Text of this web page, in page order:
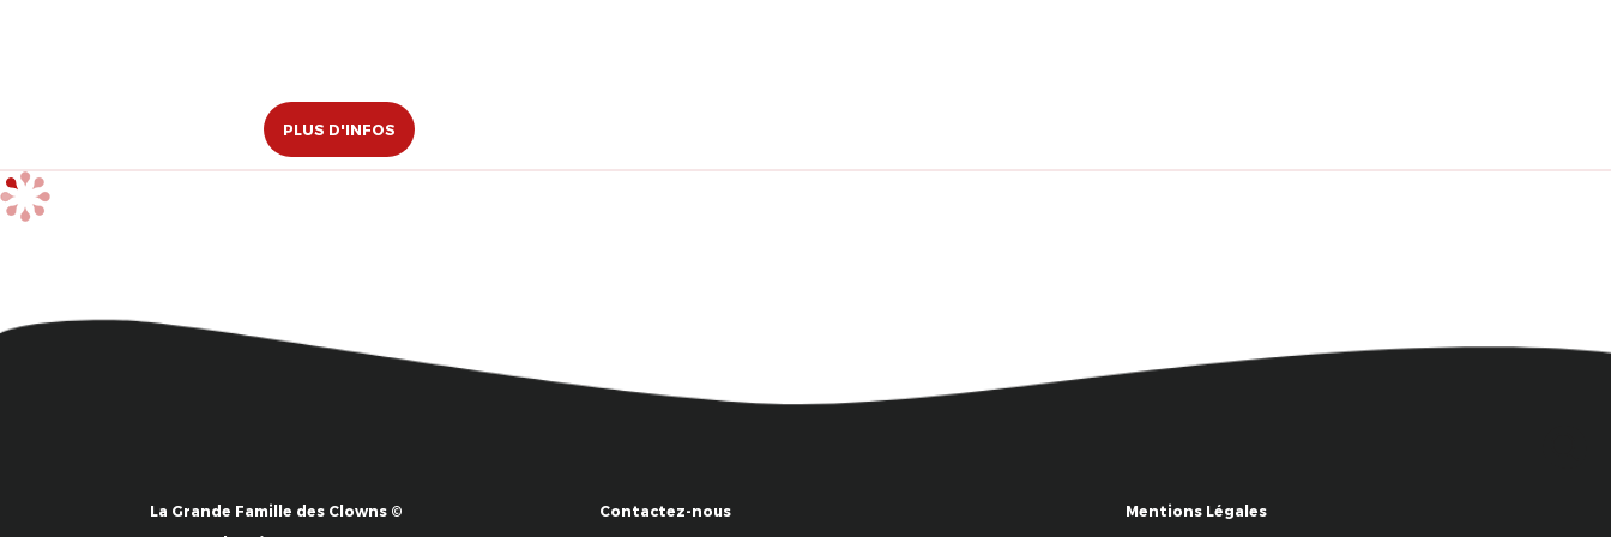
PLUS D'INFOS
La Grande Famille des Clowns ©
Contactez-nous Mentions Légales